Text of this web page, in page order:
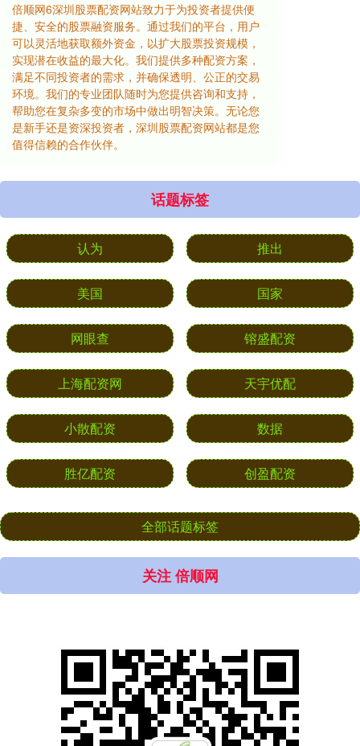
倍顺网6深圳股票配资网站致力于为投资者提供便
捷、安全的股票融资服务。通过我们的平台，用户
可以灵活地获取额外资金，以扩大股票投资规模，
实现潜在收益的最大化。我们提供多种配资方案，
满足不同投资者的需求，并确保透明、公正的交易
环境。我们的专业团队随时为您提供咨询和支持，
帮助您在复杂多变的市场中做出明智决策。无论您
是新手还是资深投资者，深圳股票配资网站都是您
值得信赖的合作伙伴。
话题标签
认为 推出
美国 国家
网眼查 镕盛配资
上海配资网 天宇优配
小散配资 数据
胜亿配资 创盈配资
全部话题标签
关注 倍顺网